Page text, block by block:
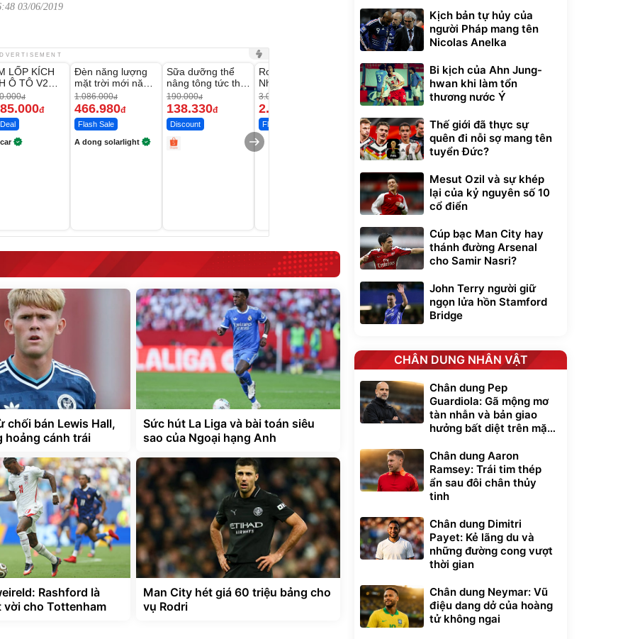
03/06/2019
LỐP KÍCH
Ô TÔ V2
Medicar
đ
đ
-56%
Đèn năng lượng
mặt trời mới năm
2026 có 120 viên
LED lớn
1.086.000đ
466.980đ
Flash Sale
A dong solarlight
-27%
Sữa dưỡng thể
nâng tông tức thì
Vaseline Body
190.000đ
138.330đ
Discount
Robot Hút Bụi Lau
Nhà - D2-001 -
Thông Minh
3.000.000
2.200.000
Flash Sale
Vali Bamozo
Khung Nhôm
9066 Size
20/24/28 Cao Cấp
1.000.000đ
825.000
Flash Sale
lưng chống nóng
giúp thoải mái
trong di chuyển
295.000đ
chối bán Lewis Hall,
hoảng cánh trái
Sức hút La Liga và bài toán siêu
sao của Ngoại hạng Anh
Rashford là
cho Tottenham
Man City hét giá 60 triệu bảng cho
vụ Rodri
Kịch bản tự hủy của
người Pháp mang tên
Nicolas Anelka
Bi kịch của Ahn Jung-
hwan khi làm tổn
thương nước Ý
Thế giới đã thực sự
quên đi nỗi sợ mang tên
tuyển Đức?
Mesut Ozil và sự khép
lại của kỷ nguyên số 10
cổ điển
Cúp bạc Man City hay
thánh đường Arsenal
cho Samir Nasri?
John Terry người giữ
ngọn lửa hồn Stamford
Bridge
CHÂN DUNG NHÂN VẬT
Chân dung Pep
Guardiola: Gã mộng mơ
tàn nhẫn và bản giao
hưởng bất diệt trên mặt
Chân dung Aaron
Ramsey: Trái tim thép
ẩn sau đôi chân thủy
tinh
Chân dung Dimitri
Payet: Kẻ lãng du và
những đường cong vượt
thời gian
Chân dung Neymar: Vũ
điệu dang dở của hoàng
tử không ngai